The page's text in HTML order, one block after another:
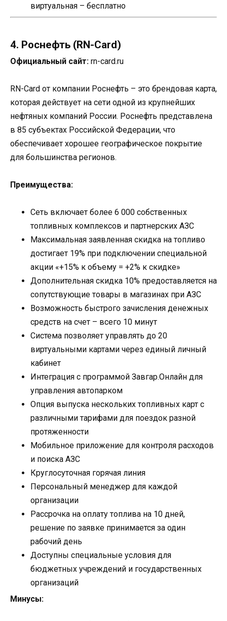
виртуальная – бесплатно
4. Роснефть (RN-Card)
Официальный сайт: rn-card.ru
RN-Card от компании Роснефть – это брендовая карта,
которая действует на сети одной из крупнейших
нефтяных компаний России. Роснефть представлена
в 85 субъектах Российской Федерации, что
обеспечивает хорошее географическое покрытие
для большинства регионов.
Преимущества:
Сеть включает более 6 000 собственных
топливных комплексов и партнерских АЗС
Максимальная заявленная скидка на топливо
достигает 19% при подключении специальной
акции «+15% к объему = +2% к скидке»
Дополнительная скидка 10% предоставляется на
сопутствующие товары в магазинах при АЗС
Возможность быстрого зачисления денежных
средств на счет – всего 10 минут
Система позволяет управлять до 20
виртуальными картами через единый личный
кабинет
Интеграция с программой Завгар.Онлайн для
управления автопарком
Опция выпуска нескольких топливных карт с
различными тарифами для поездок разной
протяженности
Мобильное приложение для контроля расходов
и поиска АЗС
Круглосуточная горячая линия
Персональный менеджер для каждой
организации
Рассрочка на оплату топлива на 10 дней,
решение по заявке принимается за один
рабочий день
Доступны специальные условия для
бюджетных учреждений и государственных
организаций
Минусы: